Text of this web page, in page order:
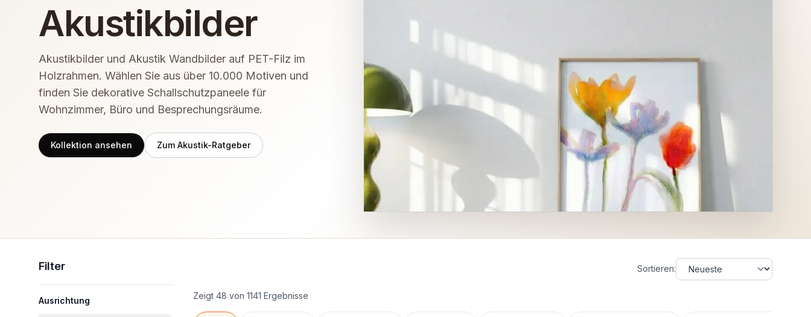
Akustikbilder
Akustikbilder und Akustik Wandbilder auf PET-Filz im
Holzrahmen. Wählen Sie aus über 10.000 Motiven und
finden Sie dekorative Schallschutzpaneele für
Wohnzimmer, Büro und Besprechungsräume.
Kollektion ansehen Zum Akustik-Ratgeber
Filter
Ausrichtung
Sortieren:
Zeigt 48 von 1141 Ergebnisse